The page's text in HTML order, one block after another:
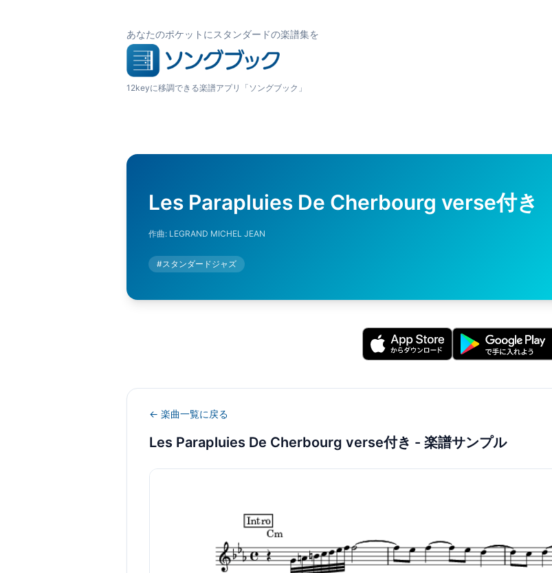
あなたのポケットにスタンダードの楽譜集を
12keyに移調できる楽譜アプリ「ソングブック」
Les Parapluies De Cherbourg verse付き
作曲: LEGRAND MICHEL JEAN
#スタンダードジャズ
← 楽曲一覧に戻る
Les Parapluies De Cherbourg verse付き - 楽譜サンプル